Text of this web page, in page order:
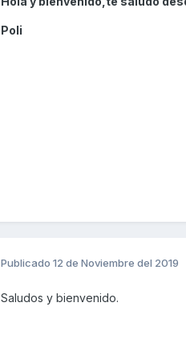
Poli
Publicado 12 de Noviembre del 2019
Saludos y bienvenido.